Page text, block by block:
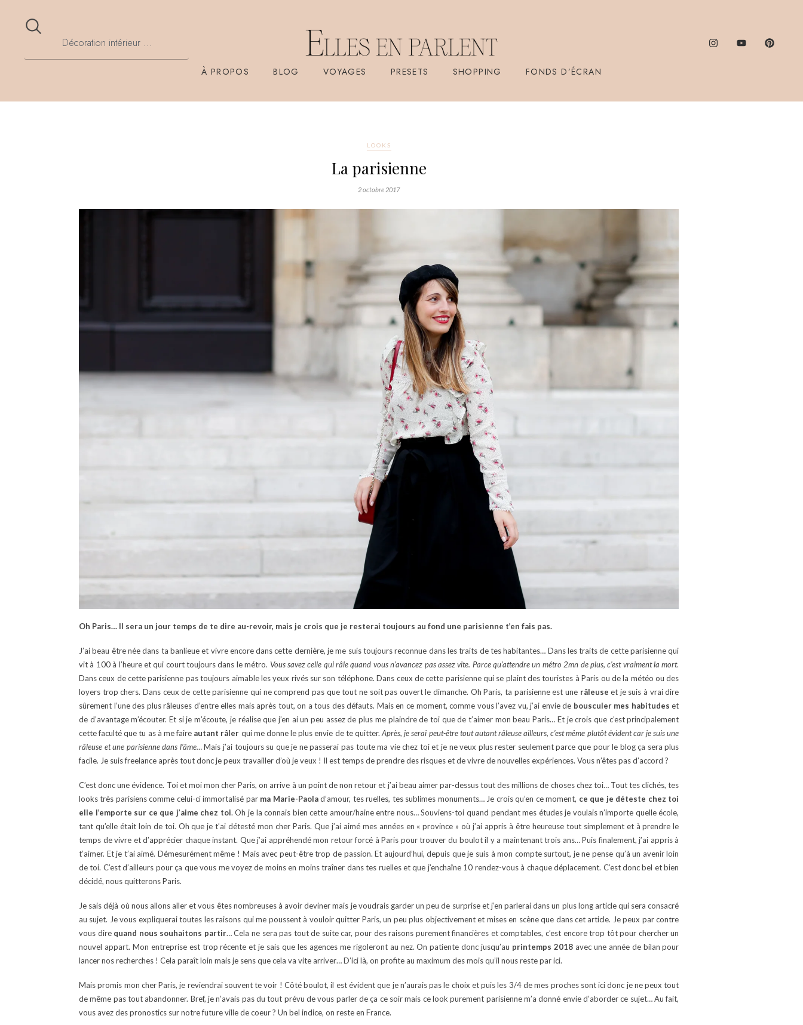
À PROPOS BLOG VOYAGES PRESETS SHOPPING FONDS D’ÉCRAN
LOOKS
La parisienne
2 octobre 2017
Oh Paris… Il sera un jour temps de te dire au-revoir, mais je crois que je resterai toujours au fond une parisienne t’en fais pas.
J’ai beau être née dans ta banlieue et vivre encore dans cette dernière, je me suis toujours reconnue dans les traits de tes habitantes… Dans les traits de cette parisienne qui
vit à 100 à l’heure et qui court toujours dans le métro. Vous savez celle qui râle quand vous n’avancez pas assez vite. Parce qu’attendre un métro 2mn de plus, c’est vraiment la mort.
Dans ceux de cette parisienne pas toujours aimable les yeux rivés sur son téléphone. Dans ceux de cette parisienne qui se plaint des touristes à Paris ou de la météo ou des
loyers trop chers. Dans ceux de cette parisienne qui ne comprend pas que tout ne soit pas ouvert le dimanche. Oh Paris, ta parisienne est une râleuse et je suis à vrai dire
sûrement l’une des plus râleuses d’entre elles mais après tout, on a tous des défauts. Mais en ce moment, comme vous l’avez vu, j’ai envie de bousculer mes habitudes et
de d’avantage m’écouter. Et si je m’écoute, je réalise que j’en ai un peu assez de plus me plaindre de toi que de t’aimer mon beau Paris… Et je crois que c’est principalement
cette faculté que tu as à me faire autant râler qui me donne le plus envie de te quitter.Après, je serai peut-être tout autant râleuse ailleurs, c’est même plutôt évident car je suis une
râleuse et une parisienne dans l’âme…Mais j’ai toujours su que je ne passerai pas toute ma vie chez toi et je ne veux plus rester seulement parce que pour le blog ça sera plus
facile. Je suis freelance après tout donc je peux travailler d’où je veux ! Il est temps de prendre des risques et de vivre de nouvelles expériences. Vous n’êtes pas d’accord ?
C’est donc une évidence. Toi et moi mon cher Paris, on arrive à un point de non retour et j’ai beau aimer par-dessus tout des millions de choses chez toi… Tout tes clichés, tes
looks très parisiens comme celui-ci immortalisé par ma Marie-Paolad’amour, tes ruelles, tes sublimes monuments… Je crois qu’en ce moment, ce que je déteste chez toi
elle l’emporte sur ce que j’aime chez toi. Oh je la connais bien cette amour/haine entre nous… Souviens-toi quand pendant mes études je voulais n’importe quelle école,
tant qu’elle était loin de toi. Oh que je t’ai détesté mon cher Paris. Que j’ai aimé mes années en « province » où j’ai appris à être heureuse tout simplement et à prendre le
temps de vivre et d’apprécier chaque instant. Que j’ai appréhendé mon retour forcé à Paris pour trouver du boulot il y a maintenant trois ans… Puis finalement, j’ai appris à
t’aimer. Et je t’ai aimé. Démesurément même ! Mais avec peut-être trop de passion. Et aujourd’hui, depuis que je suis à mon compte surtout, je ne pense qu’à un avenir loin
de toi. C’est d’ailleurs pour ça que vous me voyez de moins en moins traîner dans tes ruelles et que j’enchaîne 10 rendez-vous à chaque déplacement. C’est donc bel et bien
décidé, nous quitterons Paris.
Je sais déjà où nous allons aller et vous êtes nombreuses à avoir deviner mais je voudrais garder un peu de surprise et j’en parlerai dans un plus long article qui sera consacré
au sujet. Je vous expliquerai toutes les raisons qui me poussent à vouloir quitter Paris, un peu plus objectivement et mises en scène que dans cet article. Je peux par contre
vous dire quand nous souhaitons partir… Cela ne sera pas tout de suite car, pour des raisons purement financières et comptables, c’est encore trop tôt pour chercher un
nouvel appart. Mon entreprise est trop récente et je sais que les agences me rigoleront au nez. On patiente donc jusqu’au printemps 2018avec une année de bilan pour
lancer nos recherches ! Cela paraît loin mais je sens que cela va vite arriver… D’ici là, on profite au maximum des mois qu’il nous reste par ici.
Mais promis mon cher Paris, je reviendrai souvent te voir ! Côté boulot, il est évident que je n’aurais pas le choix et puis les 3/4 de mes proches sont ici donc je ne peux tout
de même pas tout abandonner. Bref, je n’avais pas du tout prévu de vous parler de ça ce soir mais ce look purement parisienne m’a donné envie d’aborder ce sujet… Au fait,
vous avez des pronostics sur notre future ville de coeur ? Un bel indice, on reste en France.